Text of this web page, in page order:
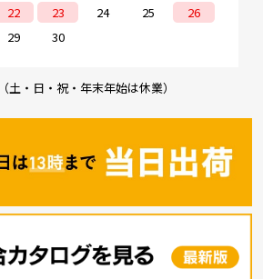
22 23 24 25
26
29 30
土・日・祝・年末年始は休業）